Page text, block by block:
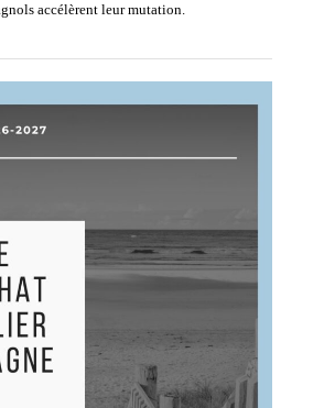
accélèrent leur mutation.